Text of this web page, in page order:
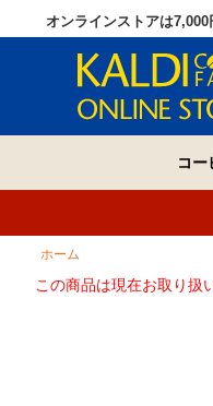
オンラインストアは
コー
ホーム
この商品は現在お取り扱